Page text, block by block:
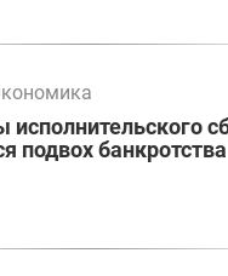
подвох банкротства